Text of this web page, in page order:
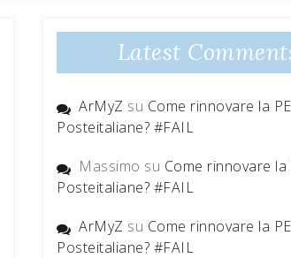
Latest
ArMyZ su Come rinnovare la
Posteitaliane? #FAIL
Massimo su Come rinnovare la
Posteitaliane? #FAIL
ArMyZ su Come rinnovare la
Posteitaliane? #FAIL